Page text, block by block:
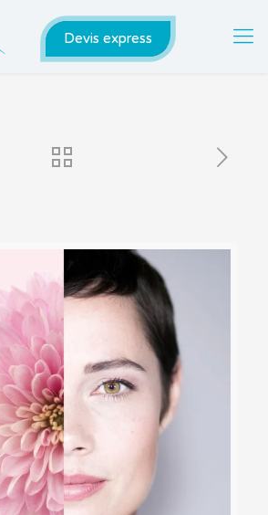
Devis express